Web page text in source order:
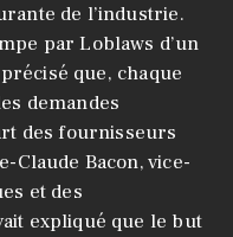
de l’industrie.
par Loblaws d’un
que, chaque
demandes
des fournisseurs
Claude Bacon, vice-
et des
expliqué que le but